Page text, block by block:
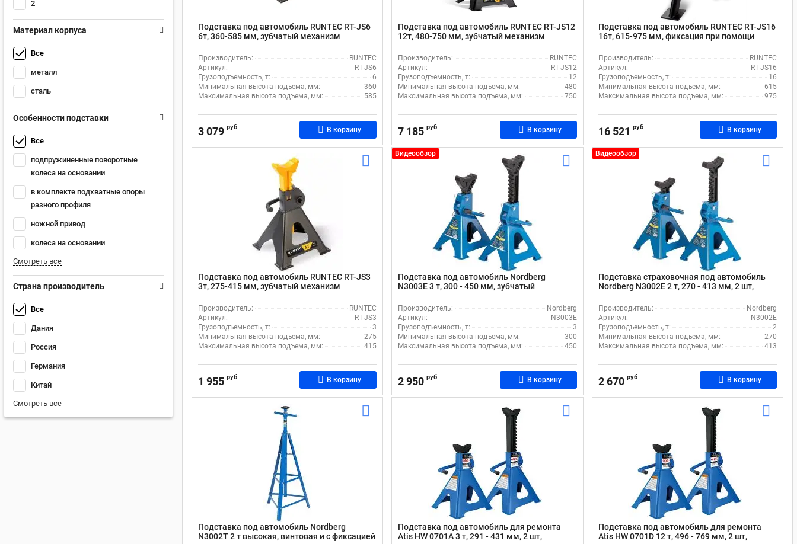
2
Материал корпуса
Все
металл
сталь
Особенности подставки
Все
подпружиненные поворотные
колеса на основании
в комплекте подхватные опоры
разного профиля
ножной привод
колеса на основании
Смотреть все
Страна производитель
Все
Дания
Россия
Германия
Китай
Смотреть все
Подставка под автомобиль RUNTEC RT-JS6
6т, 360-585 мм, зубчатый механизм
фиксации
Производитель:
RUNTEC
Артикул:
RT-JS6
Грузоподъемность, т:
6
Минимальная высота подъема, мм:
360
Максимальная высота подъема, мм:
585
3 079 руб В корзину
Подставка под автомобиль RUNTEC RT-JS12
12т, 480-750 мм, зубчатый механизм
фиксации
Производитель:
RUNTEC
Артикул:
RT-JS12
Грузоподъемность, т:
12
Минимальная высота подъема, мм:
480
Максимальная высота подъема, мм:
750
7 185 руб В корзину
Подставка под автомобиль RUNTEC RT-JS16
16т, 615-975 мм, фиксация при помощи
пальца
Производитель:
RUNTEC
Артикул:
RT-JS16
Грузоподъемность, т:
16
Минимальная высота подъема, мм:
615
Максимальная высота подъема, мм:
975
16 521 руб В корзину
Подставка под автомобиль RUNTEC RT-JS3
3т, 275-415 мм, зубчатый механизм
фиксации
Производитель:
RUNTEC
Артикул:
RT-JS3
Грузоподъемность, т:
3
Минимальная высота подъема, мм:
275
Максимальная высота подъема, мм:
415
1 955 руб В корзину
Видеообзор
Подставка под автомобиль Nordberg
N3003E 3 т, 300 - 450 мм, зубчатый
механизм фиксации, 2 шт
Производитель:
Nordberg
Артикул:
N3003E
Грузоподъемность, т:
3
Минимальная высота подъема, мм:
300
Максимальная высота подъема, мм:
450
2 950 руб В корзину
Видеообзор
Подставка страховочная под автомобиль
Nordberg N3002E 2 т, 270 - 413 мм, 2 шт,
зубчатый механизм
Производитель:
Nordberg
Артикул:
N3002E
Грузоподъемность, т:
2
Минимальная высота подъема, мм:
270
Максимальная высота подъема, мм:
413
2 670 руб В корзину
Подставка под автомобиль Nordberg
N3002T 2 т высокая, винтовая и с фиксацией
Подставка под автомобиль для ремонта
Atis HW 0701A 3 т, 291 - 431 мм, 2 шт,
Подставка под автомобиль для ремонта
Atis HW 0701D 12 т, 496 - 769 мм, 2 шт,